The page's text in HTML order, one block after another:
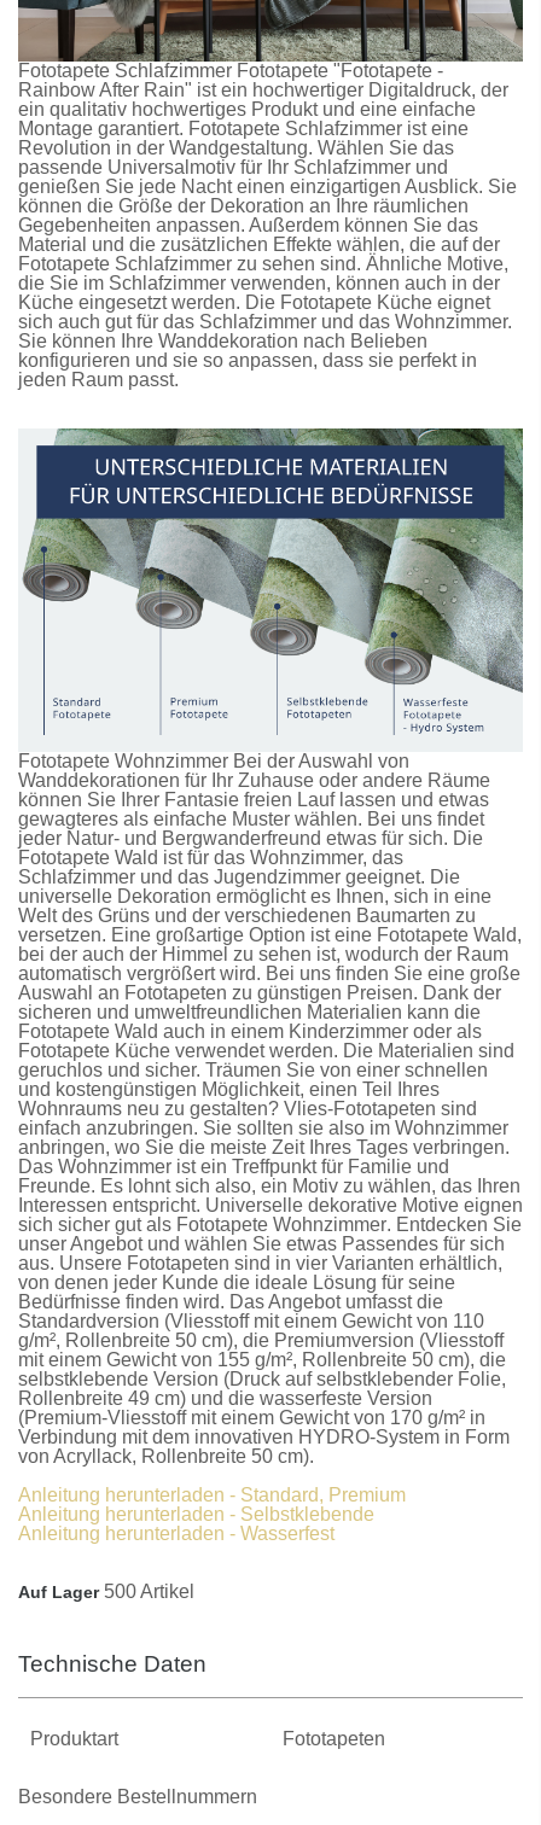
Fototapete Schlafzimmer Fototapete "Fototapete -
Rainbow After Rain" ist ein hochwertiger Digitaldruck, der
ein qualitativ hochwertiges Produkt und eine einfache
Montage garantiert. Fototapete Schlafzimmer ist eine
Revolution in der Wandgestaltung. Wählen Sie das
passende Universalmotiv für Ihr Schlafzimmer und
genießen Sie jede Nacht einen einzigartigen Ausblick. Sie
können die Größe der Dekoration an Ihre räumlichen
Gegebenheiten anpassen. Außerdem können Sie das
Material und die zusätzlichen Effekte wählen, die auf der
Fototapete Schlafzimmer zu sehen sind. Ähnliche Motive,
die Sie im Schlafzimmer verwenden, können auch in der
Küche eingesetzt werden. Die Fototapete Küche eignet
sich auch gut für das Schlafzimmer und das Wohnzimmer.
Sie können Ihre Wanddekoration nach Belieben
konfigurieren und sie so anpassen, dass sie perfekt in
jeden Raum passt.
Fototapete Wohnzimmer Bei der Auswahl von
Wanddekorationen für Ihr Zuhause oder andere Räume
können Sie Ihrer Fantasie freien Lauf lassen und etwas
gewagteres als einfache Muster wählen. Bei uns findet
jeder Natur- und Bergwanderfreund etwas für sich. Die
Fototapete Wald ist für das Wohnzimmer, das
Schlafzimmer und das Jugendzimmer geeignet. Die
universelle Dekoration ermöglicht es Ihnen, sich in eine
Welt des Grüns und der verschiedenen Baumarten zu
versetzen. Eine großartige Option ist eine Fototapete Wald,
bei der auch der Himmel zu sehen ist, wodurch der Raum
automatisch vergrößert wird. Bei uns finden Sie eine große
Auswahl an Fototapeten zu günstigen Preisen. Dank der
sicheren und umweltfreundlichen Materialien kann die
Fototapete Wald auch in einem Kinderzimmer oder als
Fototapete Küche verwendet werden. Die Materialien sind
geruchlos und sicher. Träumen Sie von einer schnellen
und kostengünstigen Möglichkeit, einen Teil Ihres
Wohnraums neu zu gestalten? Vlies-Fototapeten sind
einfach anzubringen. Sie sollten sie also im Wohnzimmer
anbringen, wo Sie die meiste Zeit Ihres Tages verbringen.
Das Wohnzimmer ist ein Treffpunkt für Familie und
Freunde. Es lohnt sich also, ein Motiv zu wählen, das Ihren
Interessen entspricht. Universelle dekorative Motive eignen
sich sicher gut als Fototapete Wohnzimmer. Entdecken Sie
unser Angebot und wählen Sie etwas Passendes für sich
aus. Unsere Fototapeten sind in vier Varianten erhältlich,
von denen jeder Kunde die ideale Lösung für seine
Bedürfnisse finden wird. Das Angebot umfasst die
Standardversion (Vliesstoff mit einem Gewicht von 110
g/m², Rollenbreite 50 cm), die Premiumversion (Vliesstoff
mit einem Gewicht von 155 g/m², Rollenbreite 50 cm), die
selbstklebende Version (Druck auf selbstklebender Folie,
Rollenbreite 49 cm) und die wasserfeste Version
(Premium-Vliesstoff mit einem Gewicht von 170 g/m² in
Verbindung mit dem innovativen HYDRO-System in Form
von Acryllack, Rollenbreite 50 cm).
Anleitung herunterladen - Standard, Premium
Anleitung herunterladen - Selbstklebende
Anleitung herunterladen - Wasserfest
Auf Lager 500 Artikel
Technische Daten
Produktart Fototapeten
Besondere Bestellnummern